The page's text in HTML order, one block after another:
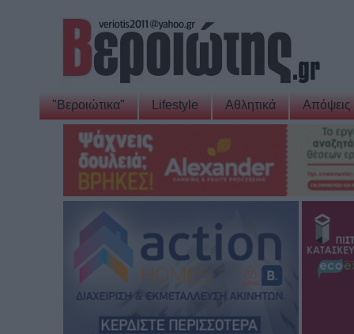
"Βεροιώτικα" Lifestyle Αθλητικά Απόψεις